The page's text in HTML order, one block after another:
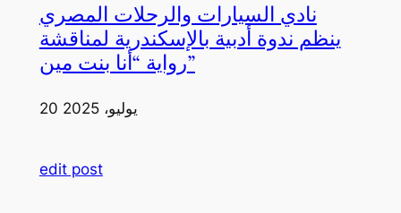
نادي السيارات والرحلات المصري
ينظم ندوة أدبية بالإسكندرية لمناقشة
رواية “أنا بنت مين”
20 يوليو، 2025
edit post